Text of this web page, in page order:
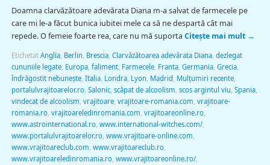
Doamna clarvăzătoare adevărata Diana m-a salvat de farmecele pe
care mi le-a făcut bunica iubitei mele ca să ne despartă cât mai
repede. O femeie foarte rea, care nu mă suporta Citește mai mult →
Etichetat Anglia, Berlin, Brescia, Clarvăzătoarea adevărata Diana, dezlegat
cununiile legate, Europa, faliment, Farmecele, Franta, Germania, Grecia,
îndrăgostit nebunește, Italia, Londra, Lyon, Madrid, Mulţumiri recente,
portalulvrajitoarelor.ro, Salonic, scăpat de alcoolism, scos argintul viu, Spania,
vindecat de alcoolism, vrajitoare, vrajitoare-romania.com, vrajitoare-
romania.ro, vrajitoareledinromania.com, vrajitoareonline.ro,
www.astrointernational.ro, www.international-witches.com/,
www.portalulvrajitoarelor.ro, www.vrajitoare-online.com,
www.vrajitoareclub.com, www.vrajitoareclub.ro,
www.vrajitoareledinromania.ro, www.vrajitoareonline.ro/,